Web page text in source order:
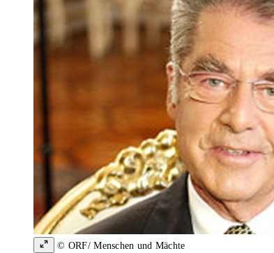
© ORF/ Menschen und Mächte